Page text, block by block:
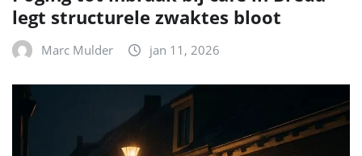
legt structurele zwaktes bloot
Marc Mulder jan 11, 2026